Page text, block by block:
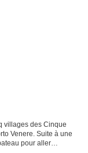
villages des Cinque
Venere. Suite à une
pour aller